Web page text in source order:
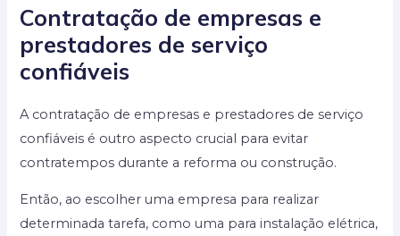
Contratação de empresas e
prestadores de serviço
confiáveis
A contratação de empresas e prestadores de serviço
confiáveis é outro aspecto crucial para evitar
contratempos durante a reforma ou construção.
Então, ao escolher uma empresa para realizar
determinada tarefa, como uma para instalação elétrica,